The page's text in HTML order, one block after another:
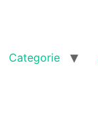
Categorie